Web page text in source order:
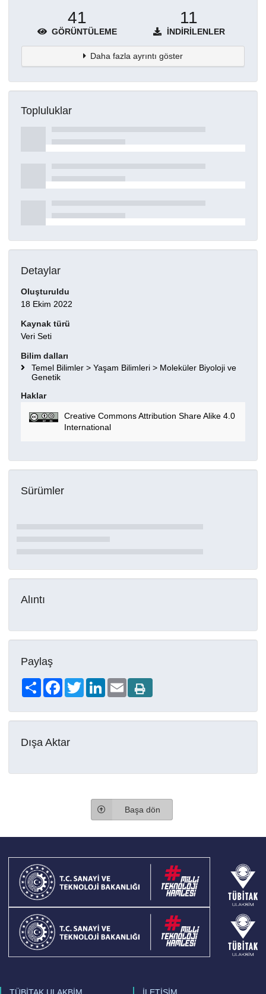
41
GÖRÜNTÜLEME
11
İNDIRILENLER
Daha fazla ayrıntı göster
Topluluklar
Detaylar
Oluşturuldu
18 Ekim 2022
Kaynak türü
Veri Seti
Bilim dalları
Temel Bilimler > Yaşam Bilimleri > Moleküler Biyoloji ve
Genetik
Haklar
Creative Commons Attribution Share Alike 4.0
International
Sürümler
Alıntı
Paylaş
Share FacebookTwitterLinkedIn
Email
Dışa Aktar
Başa dön